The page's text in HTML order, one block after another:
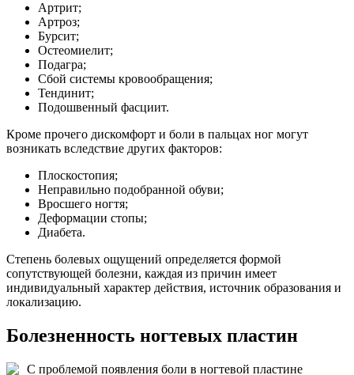
Артрит;
Артроз;
Бурсит;
Остеомиелит;
Подагра;
Сбой системы кровообращения;
Тендинит;
Подошвенный фасциит.
Кроме прочего дискомфорт и боли в пальцах ног могут
возникать вследствие других факторов:
Плоскостопия;
Неправильно подобранной обуви;
Вросшего ногтя;
Деформации стопы;
Диабета.
Степень болевых ощущений определяется формой
сопутствующей болезни, каждая из причин имеет
индивидуальный характер действия, источник образования и
локализацию.
Болезненность ногтевых пластин
С проблемой появления боли в ногтевой пластине